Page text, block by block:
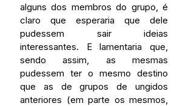
alguns dos membros do grupo, é
claro que esperaria que dele
pudessem sair ideias
interessantes. E lamentaria que,
sendo assim, as mesmas
pudessem ter o mesmo destino
que as de grupos de ungidos
anteriores (em parte os mesmos,